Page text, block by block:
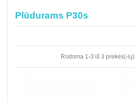
Plūdurams P30s
Rodoma 1-3 iš 3 prekės(-ių)